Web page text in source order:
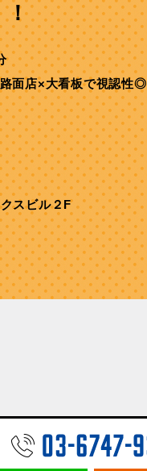
！
⾯店×⼤看板で視認性◎
スビル２F